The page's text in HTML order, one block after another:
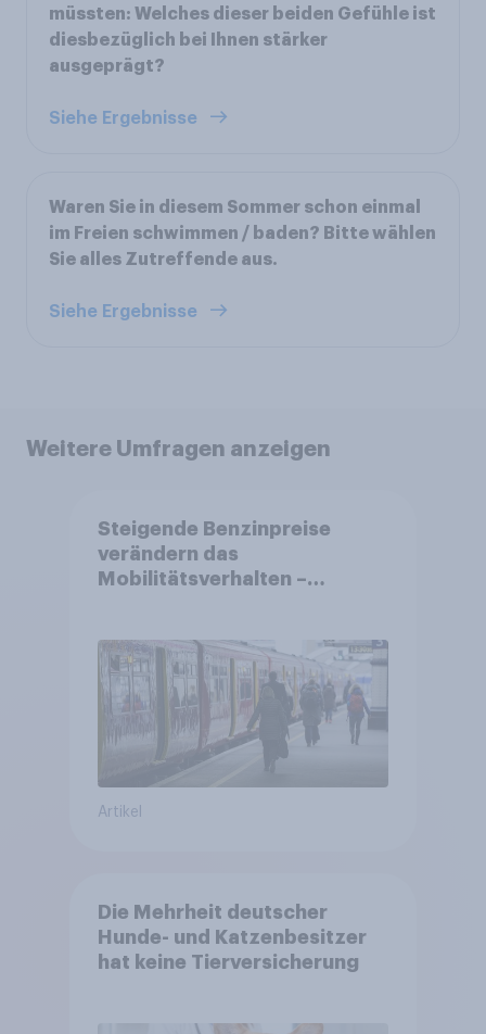
müssten: Welches dieser beiden Gefühle ist
diesbezüglich bei Ihnen stärker
ausgeprägt?
Siehe Ergebnisse
Waren Sie in diesem Sommer schon einmal
im Freien schwimmen / baden? Bitte wählen
Sie alles Zutreffende aus.
Siehe Ergebnisse
Weitere Umfragen anzeigen
Steigende Benzinpreise
verändern das
Mobilitätsverhalten –
auf öffentliche
Verkehrsmittel um
Artikel
Die Mehrheit deutscher
Hunde- und Katzenbesitzer
hat keine Tierversicherung